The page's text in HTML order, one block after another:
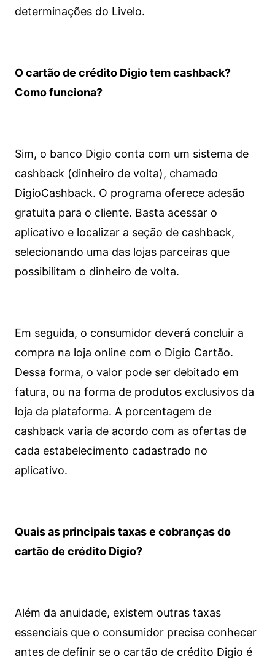
determinações do Livelo.
O cartão de crédito Digio tem cashback?
Como funciona?
Sim, o banco Digio conta com um sistema de
cashback (dinheiro de volta), chamado
DigioCashback. O programa oferece adesão
gratuita para o cliente. Basta acessar o
aplicativo e localizar a seção de cashback,
selecionando uma das lojas parceiras que
possibilitam o dinheiro de volta.
Em seguida, o consumidor deverá concluir a
compra na loja online com o Digio Cartão.
Dessa forma, o valor pode ser debitado em
fatura, ou na forma de produtos exclusivos da
loja da plataforma. A porcentagem de
cashback varia de acordo com as ofertas de
cada estabelecimento cadastrado no
aplicativo.
Quais as principais taxas e cobranças do
cartão de crédito Digio?
Além da anuidade, existem outras taxas
essenciais que o consumidor precisa conhecer
antes de definir se o cartão de crédito Digio é